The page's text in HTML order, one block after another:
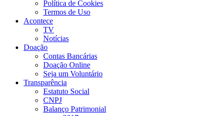
Política de Cookies
Termos de Uso
Acontece
TV
Notícias
Doação
Contas Bancárias
Doação Online
Seja um Voluntário
Transparência
Estatuto Social
CNPJ
Balanço Patrimonial